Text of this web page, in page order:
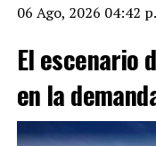
06 Ago, 2026 04:42
El escenario
en la